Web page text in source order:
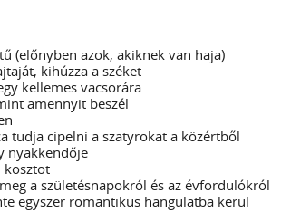
(előnyben azok, akiknek van haja)
kihúzza a széket
kellemes vacsorára
amennyit beszél
tudja cipelni a szatyrokat a közértből
nyakkendője
kosztot
a születésnapokról és az évfordulókról
egyszer romantikus hangulatba kerül